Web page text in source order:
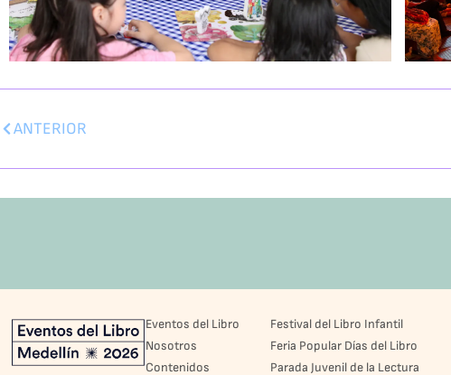
ANTERIOR
Eventos del Libro
Nosotros
Contenidos
Festival del Libro Infantil
Feria Popular Días del Libro
Parada Juvenil de la Lectura